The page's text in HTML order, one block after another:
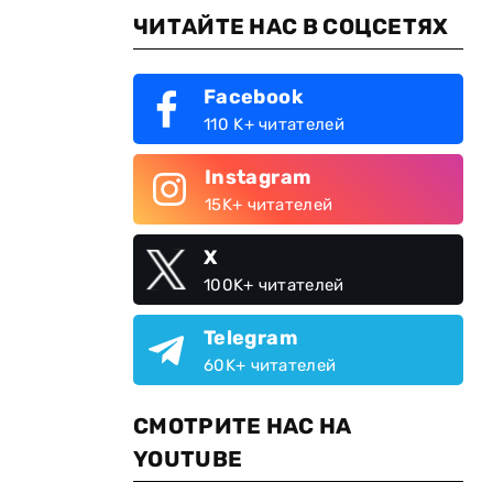
ЧИТАЙТЕ НАС В СОЦСЕТЯХ
Facebook
110 K+ читателей
Instagram
15K+ читателей
X
100K+ читателей
Telegram
60K+ читателей
СМОТРИТЕ НАС НА
YOUTUBE